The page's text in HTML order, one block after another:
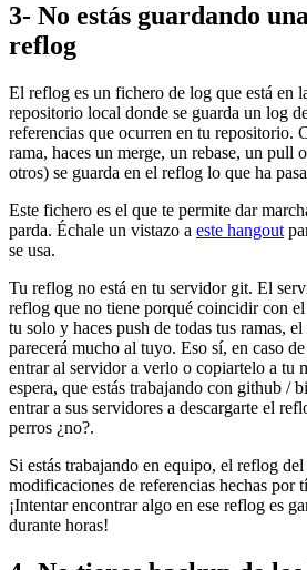
3- No estás guardando
reflog
El reflog es un fichero de log que está en
repositorio local donde se guarda un log
referencias que ocurren en tu repositorio.
rama, haces un merge, un rebase, un pull
otros) se guarda en el reflog lo que ha
Este fichero es el que te permite dar
parda. Échale un vistazo a este hangout
se usa.
Tu reflog no está en tu servidor git. El
reflog que no tiene porqué coincidir con
tu solo y haces push de todas tus ramas,
parecerá mucho al tuyo. Eso sí, en caso
entrar al servidor a verlo o copiartelo a
espera, que estás trabajando con github /
entrar a sus servidores a descargarte el
perros ¿no?.
Si estás trabajando en equipo, el reflog
modificaciones de referencias hechas por
¡Intentar encontrar algo en ese reflog es
durante horas!